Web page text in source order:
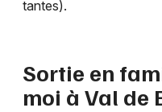
tantes).
Sortie en
moi à Val de